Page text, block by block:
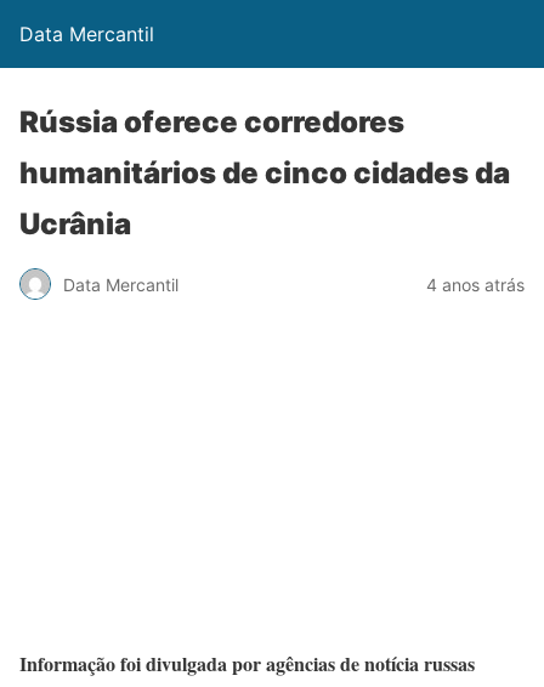
Data Mercantil
Rússia oferece corredores
humanitários de cinco cidades da
Ucrânia
Data Mercantil 4 anos atrás
Informação foi divulgada por agências de notícia russas